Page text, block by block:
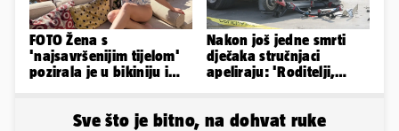
FOTO Žena s
'najsavršenijim tijelom'
pozirala je u bikiniju i
Nakon još jedne smrti
dječaka stručnjaci
apeliraju: 'Roditelji,
Sve što je bitno, na dohvat ruke